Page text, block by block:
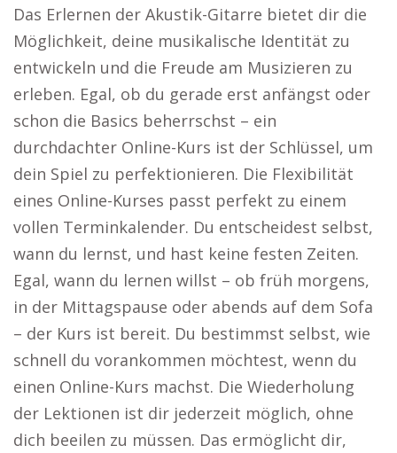
Das Erlernen der Akustik-Gitarre bietet dir die
Möglichkeit, deine musikalische Identität zu
entwickeln und die Freude am Musizieren zu
erleben. Egal, ob du gerade erst anfängst oder
schon die Basics beherrschst – ein
durchdachter Online-Kurs ist der Schlüssel, um
dein Spiel zu perfektionieren. Die Flexibilität
eines Online-Kurses passt perfekt zu einem
vollen Terminkalender. Du entscheidest selbst,
wann du lernst, und hast keine festen Zeiten.
Egal, wann du lernen willst – ob früh morgens,
in der Mittagspause oder abends auf dem Sofa
– der Kurs ist bereit. Du bestimmst selbst, wie
schnell du vorankommen möchtest, wenn du
einen Online-Kurs machst. Die Wiederholung
der Lektionen ist dir jederzeit möglich, ohne
dich beeilen zu müssen. Das ermöglicht dir,